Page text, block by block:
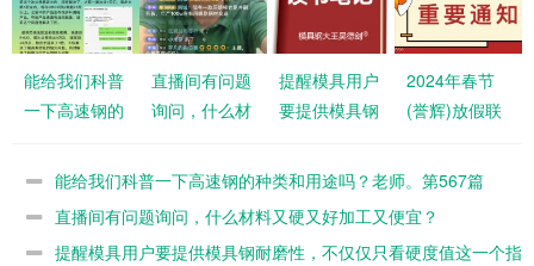
能给我们科普
一下高速钢的
吗？老师。第
直播间有问题
询问，什么材
工又便宜？
提醒模具用户
要提供模具钢
仅只看硬度值
2024年春节
(誉辉)放假联
能给我们科普一下高速钢的种类和用途吗？老师。第567篇
直播间有问题询问，什么材料又硬又好加工又便宜？
提醒模具用户要提供模具钢耐磨性，不仅仅只看硬度值这一个指